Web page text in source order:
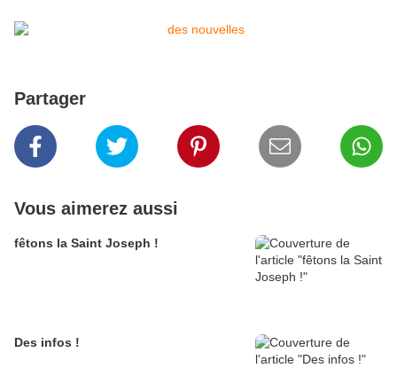
Partager
Vous aimerez aussi
fêtons la Saint Joseph !
Des infos !